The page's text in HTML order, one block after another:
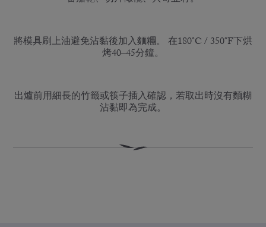
將模具刷上油避免沾黏後加入麵糰。 在180°C / 350°F下烘
烤40–45分鐘。
出爐前用細長的竹籤或筷子插入確認，若取出時沒有麵糊
沾黏即為完成。